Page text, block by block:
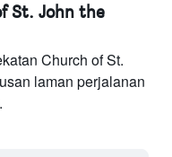
St. John the
Church of St.
laman perjalanan